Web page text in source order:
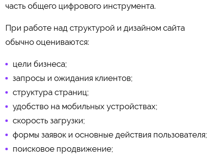
часть общего цифрового инструмента.
При работе над структурой и дизайном сайта
обычно оцениваются:
цели бизнеса;
запросы и ожидания клиентов;
структура страниц;
удобство на мобильных устройствах;
скорость загрузки;
формы заявок и основные действия пользователя;
поисковое продвижение;